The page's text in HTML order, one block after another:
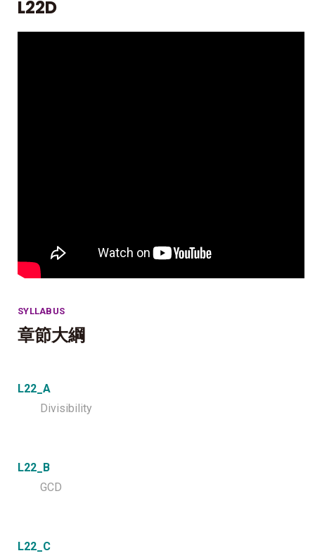
L22D
SYLLABUS
章節大綱
L22_A
Divisibility
L22_B
GCD
L22_C